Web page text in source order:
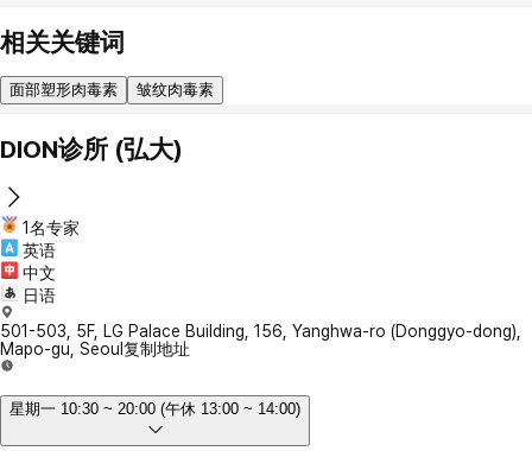
相关关键词
面部塑形肉毒素 皱纹肉毒素
DION诊所 (弘大)
1名专家
英语
中文
日语
501-503, 5F, LG Palace Building, 156, Yanghwa-ro (Donggyo-dong),
Mapo-gu, Seoul 复制地址
星期一 10:30 ~ 20:00 (午休 13:00 ~ 14:00)